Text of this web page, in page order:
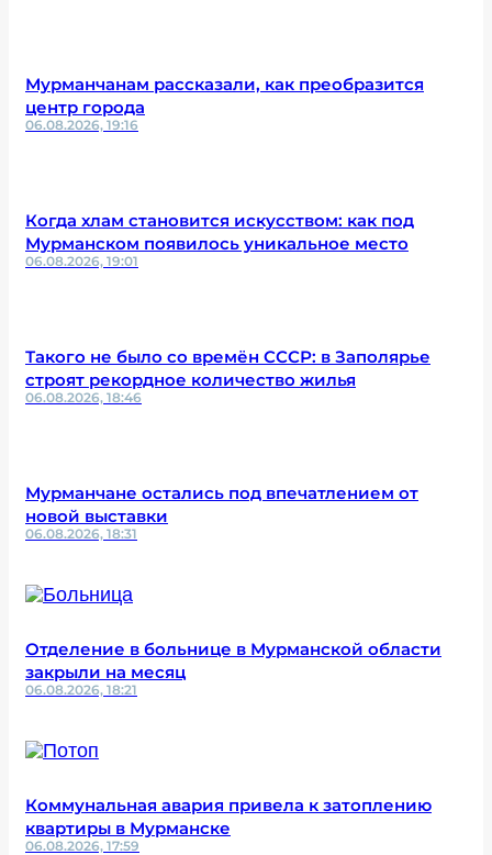
Мурманчанам рассказали, как преобразится
центр города
06.08.2026, 19:16
Когда хлам становится искусством: как под
Мурманском появилось уникальное место
06.08.2026, 19:01
Такого не было со времён СССР: в Заполярье
строят рекордное количество жилья
06.08.2026, 18:46
Мурманчане остались под впечатлением от
новой выставки
06.08.2026, 18:31
Отделение в больнице в Мурманской области
закрыли на месяц
06.08.2026, 18:21
Коммунальная авария привела к затоплению
квартиры в Мурманске
06.08.2026, 17:59